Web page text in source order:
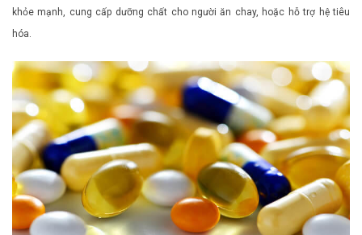
khỏe mạnh, cung cấp dưỡng chất cho người ăn chay, hoặc hỗ trợ hệ tiêu
hóa.